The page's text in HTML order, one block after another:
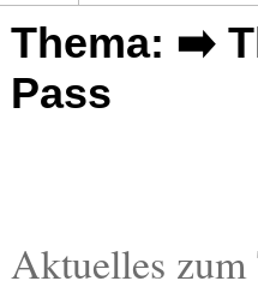
Menüpunkte
Startseite
Gesellschaft
Gesundheit
Thema: ➡️
Pass
Aktuelles